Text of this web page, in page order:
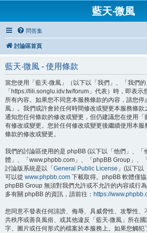
藍天‧微風
問答集
討論區首頁
藍天‧微風 - 使用條款
當您使用「藍天‧微風」（以下以「我們」、「我們的
「https://lili.songlu.idv.tw/forum」代表）時，即表示
所有內容。如果您不同意本服務條款的內容，請您停
風」。我們或許會於任何時間修改或變更本服務條
通知您任何條款的修改或變更，但仍建議您在使用「
有修改或變更。您於任何修改或變更後繼續使用本
條款的修改或變更。
我們的討論區使用的是 phpBB (以下以「他們」、「
體」、「www.phpbb.com」、「phpBB Group」、
討論版系統是以「 General Public License 」(以下以
可以從 www.phpbb.com 下載取得。phpBB 軟體僅
phpBB Group 無須對我們允許或不允許的內容或行
多有關 phpBB 的資訊，請前往： https://
您同意不發表任何誹謗、侮辱、具威脅性、攻擊性
共秩序或善良風俗、或其他違反「藍天‧微風」所在
字、圖片或任何形式的檔案於本服務上。如果您觸犯